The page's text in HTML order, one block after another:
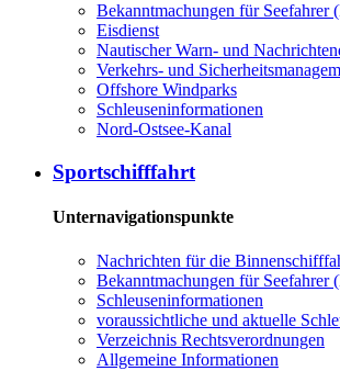
Be­kannt­ma­chun­gen für See­fah­rer
Eis­dienst
Nau­ti­scher Warn-​ und
Ver­kehrs-​ und
Offs­ho­re Wind­parks
Schleu­sen­in­for­ma­tio­nen
Nord-​Ost­see-​Ka­nal
Sport­schiff­fahrt
Unternavigationspunkte
Nach­rich­ten für die
Be­kannt­ma­chun­gen für See­fah­rer
Schleu­sen­in­for­ma­tio­nen
voraussichtliche und aktuelle
Ver­zeich­nis Rechts­ver­ord­nun­gen
All­ge­mei­ne In­for­ma­tio­nen